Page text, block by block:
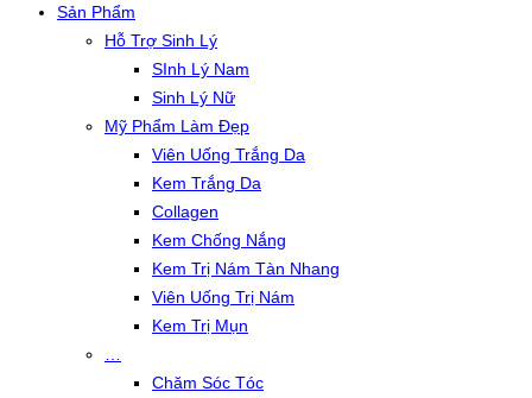
Sản Phẩm
Hỗ Trợ Sinh Lý
SInh Lý Nam
Sinh Lý Nữ
Mỹ Phẩm Làm Đẹp
Viên Uống Trắng Da
Kem Trắng Da
Collagen
Kem Chống Nắng
Kem Trị Nám Tàn Nhang
Viên Uống Trị Nám
Kem Trị Mụn
Chăm Sóc Tóc